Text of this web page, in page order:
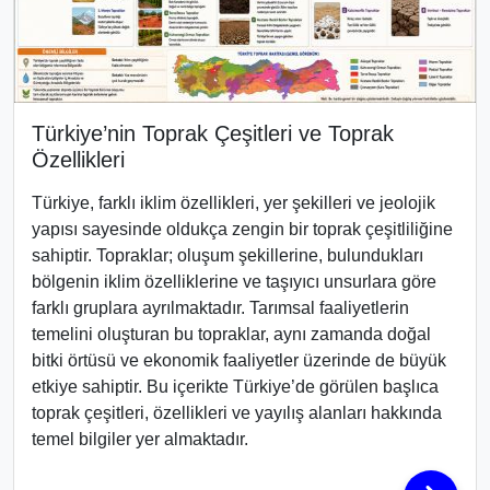
Türkiye’nin Toprak Çeşitleri ve Toprak
Özellikleri
Türkiye, farklı iklim özellikleri, yer şekilleri ve jeolojik
yapısı sayesinde oldukça zengin bir toprak çeşitliliğine
sahiptir. Topraklar; oluşum şekillerine, bulundukları
bölgenin iklim özelliklerine ve taşıyıcı unsurlara göre
farklı gruplara ayrılmaktadır. Tarımsal faaliyetlerin
temelini oluşturan bu topraklar, aynı zamanda doğal
bitki örtüsü ve ekonomik faaliyetler üzerinde de büyük
etkiye sahiptir. Bu içerikte Türkiye’de görülen başlıca
toprak çeşitleri, özellikleri ve yayılış alanları hakkında
temel bilgiler yer almaktadır.